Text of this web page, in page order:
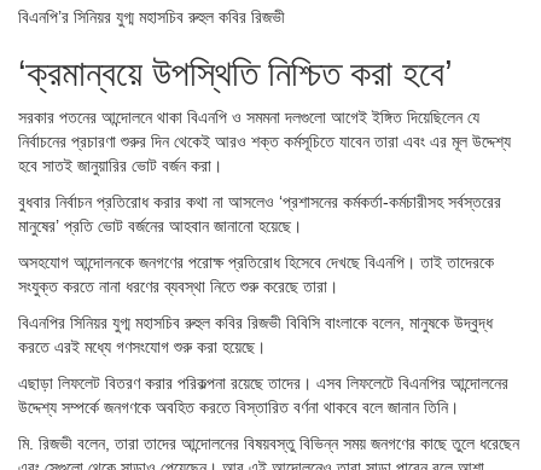
বিএনপি’র সিনিয়র যুগ্ম মহাসচিব রুহুল কবির রিজভী
‘ক্রমান্বয়ে উপস্থিতি নিশ্চিত করা হবে’
সরকার পতনের আন্দোলনে থাকা বিএনপি ও সমমনা দলগুলো আগেই ইঙ্গিত দিয়েছিলেন যে
নির্বাচনের প্রচারণা শুরুর দিন থেকেই আরও শক্ত কর্মসূচিতে যাবেন তারা এবং এর মূল উদ্দেশ্য
হবে সাতই জানুয়ারির ভোট বর্জন করা।
বুধবার নির্বাচন প্রতিরোধ করার কথা না আসলেও ‘প্রশাসনের কর্মকর্তা-কর্মচারীসহ সর্বস্তরের
মানুষের’ প্রতি ভোট বর্জনের আহবান জানানো হয়েছে।
অসহযোগ আন্দোলনকে জনগণের পরোক্ষ প্রতিরোধ হিসেবে দেখছে বিএনপি। তাই তাদেরকে
সংযুক্ত করতে নানা ধরণের ব্যবস্থা নিতে শুরু করেছে তারা।
বিএনপির সিনিয়র যুগ্ম মহাসচিব রুহুল কবির রিজভী বিবিসি বাংলাকে বলেন, মানুষকে উদ্বুদ্ধ
করতে এরই মধ্যে গণসংযোগ শুরু করা হয়েছে।
এছাড়া লিফলেট বিতরণ করার পরিকল্পনা রয়েছে তাদের। এসব লিফলেটে বিএনপির আন্দোলনের
উদ্দেশ্য সম্পর্কে জনগণকে অবহিত করতে বিস্তারিত বর্ণনা থাকবে বলে জানান তিনি।
মি. রিজভী বলেন, তারা তাদের আন্দোলনের বিষয়বস্তু বিভিন্ন সময় জনগণের কাছে তুলে ধরেছেন